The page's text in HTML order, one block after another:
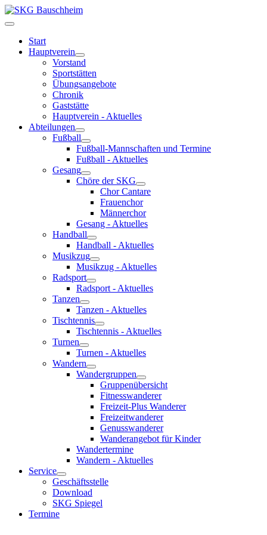
Start
Hauptverein
Vorstand
Sportstätten
Übungsangebote
Chronik
Gaststätte
Hauptverein - Aktuelles
Abteilungen
Fußball
Fußball-Mannschaften und Termine
Fußball - Aktuelles
Gesang
Chöre der SKG
Chor Cantare
Frauenchor
Männerchor
Gesang - Aktuelles
Handball
Handball - Aktuelles
Musikzug
Musikzug - Aktuelles
Radsport
Radsport - Aktuelles
Tanzen
Tanzen - Aktuelles
Tischtennis
Tischtennis - Aktuelles
Turnen
Turnen - Aktuelles
Wandern
Wandergruppen
Gruppenübersicht
Fitnesswanderer
Freizeit-Plus Wanderer
Freizeitwanderer
Genusswanderer
Wanderangebot für Kinder
Wandertermine
Wandern - Aktuelles
Service
Geschäftsstelle
Download
SKG Spiegel
Termine